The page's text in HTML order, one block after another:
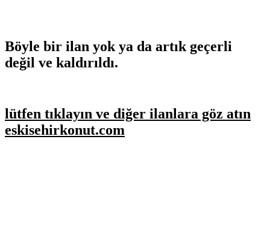
Böyle bir ilan yok ya da artık geçerli
değil ve kaldırıldı.
lütfen tıklayın ve diğer ilanlara göz atın
eskisehirkonut.com